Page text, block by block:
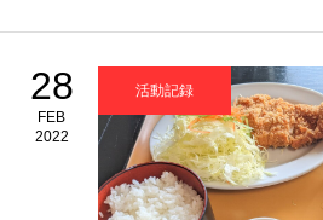
28
FEB
2022
活動記録